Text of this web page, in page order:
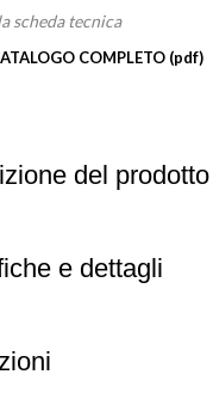
scheda tecnica
COMPLETO (pdf)
del prodotto
e dettagli